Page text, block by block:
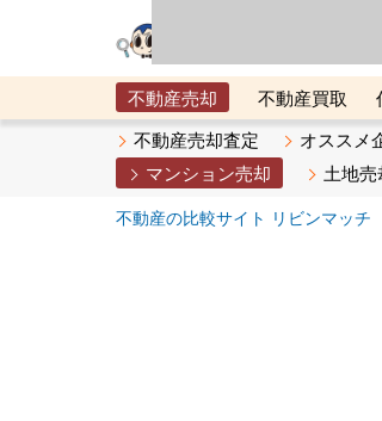
不動産売却 不動産買取
メタ住宅展示場
ベスト不動
不動産売却査定 オススメ
マンション売却
土地売
不動産の比較サイト リビンマッチ